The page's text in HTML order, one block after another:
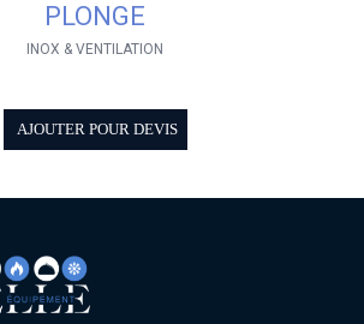
PLONGE
INOX & VENTILATION
AJOUTER POUR DEVIS